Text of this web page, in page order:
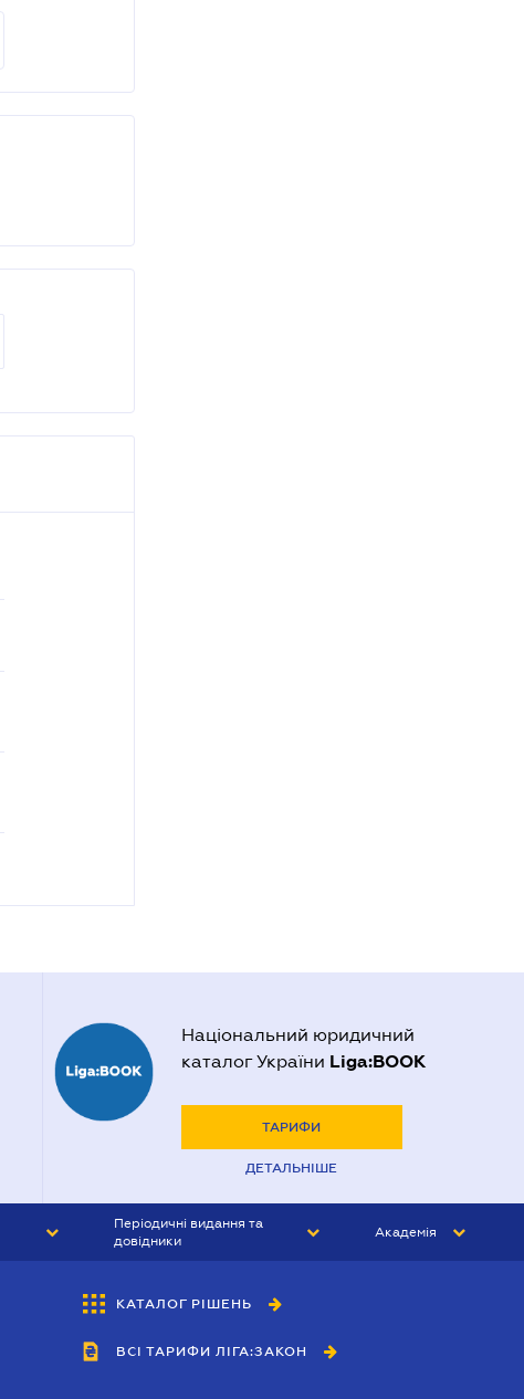
Національний юридичний
каталог України Liga:BOOK
ТАРИФИ
ДЕТАЛЬНІШЕ
Періодичні видання та
довідники
БУХГАЛТЕР&ЗАКОН
ВІСНИК МСФЗ
Академія
КАТАЛОГ РІШЕНЬ
ВСІ ТАРИФИ ЛІГА:ЗАКОН